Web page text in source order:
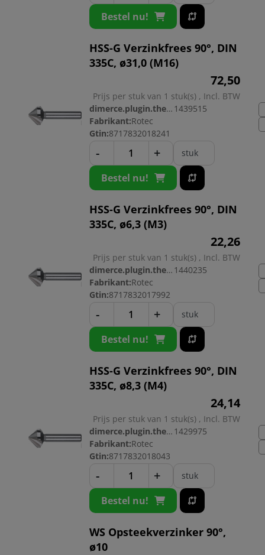
Bestel nu!
HSS-G Verzinkfrees 90°, DIN
335C, ø31,0 (M16)
72,50
Prijs per stuk van 1 stuk(s) , Incl. BTW
dimerce.plugin.theme.productnr: 1439515
Fabrikant:Rotec
Gtin:8717832018241
- + stuk
Bestel nu!
HSS-G Verzinkfrees 90°, DIN
335C, ø6,3 (M3)
22,26
Prijs per stuk van 1 stuk(s) , Incl. BTW
dimerce.plugin.theme.productnr: 1440235
Fabrikant:Rotec
Gtin:8717832017992
- + stuk
Bestel nu!
HSS-G Verzinkfrees 90°, DIN
335C, ø8,3 (M4)
24,14
Prijs per stuk van 1 stuk(s) , Incl. BTW
dimerce.plugin.theme.productnr: 1429975
Fabrikant:Rotec
Gtin:8717832018043
- + stuk
Bestel nu!
WS Opsteekverzinker 90°,
ø10